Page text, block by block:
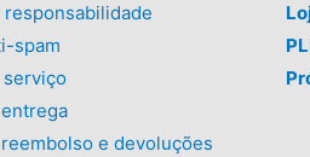
responsabilidade
spam
e devoluções